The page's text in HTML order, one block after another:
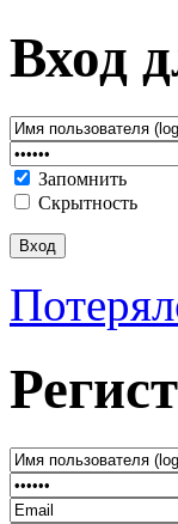
Вход
Запомнить
Скрытность